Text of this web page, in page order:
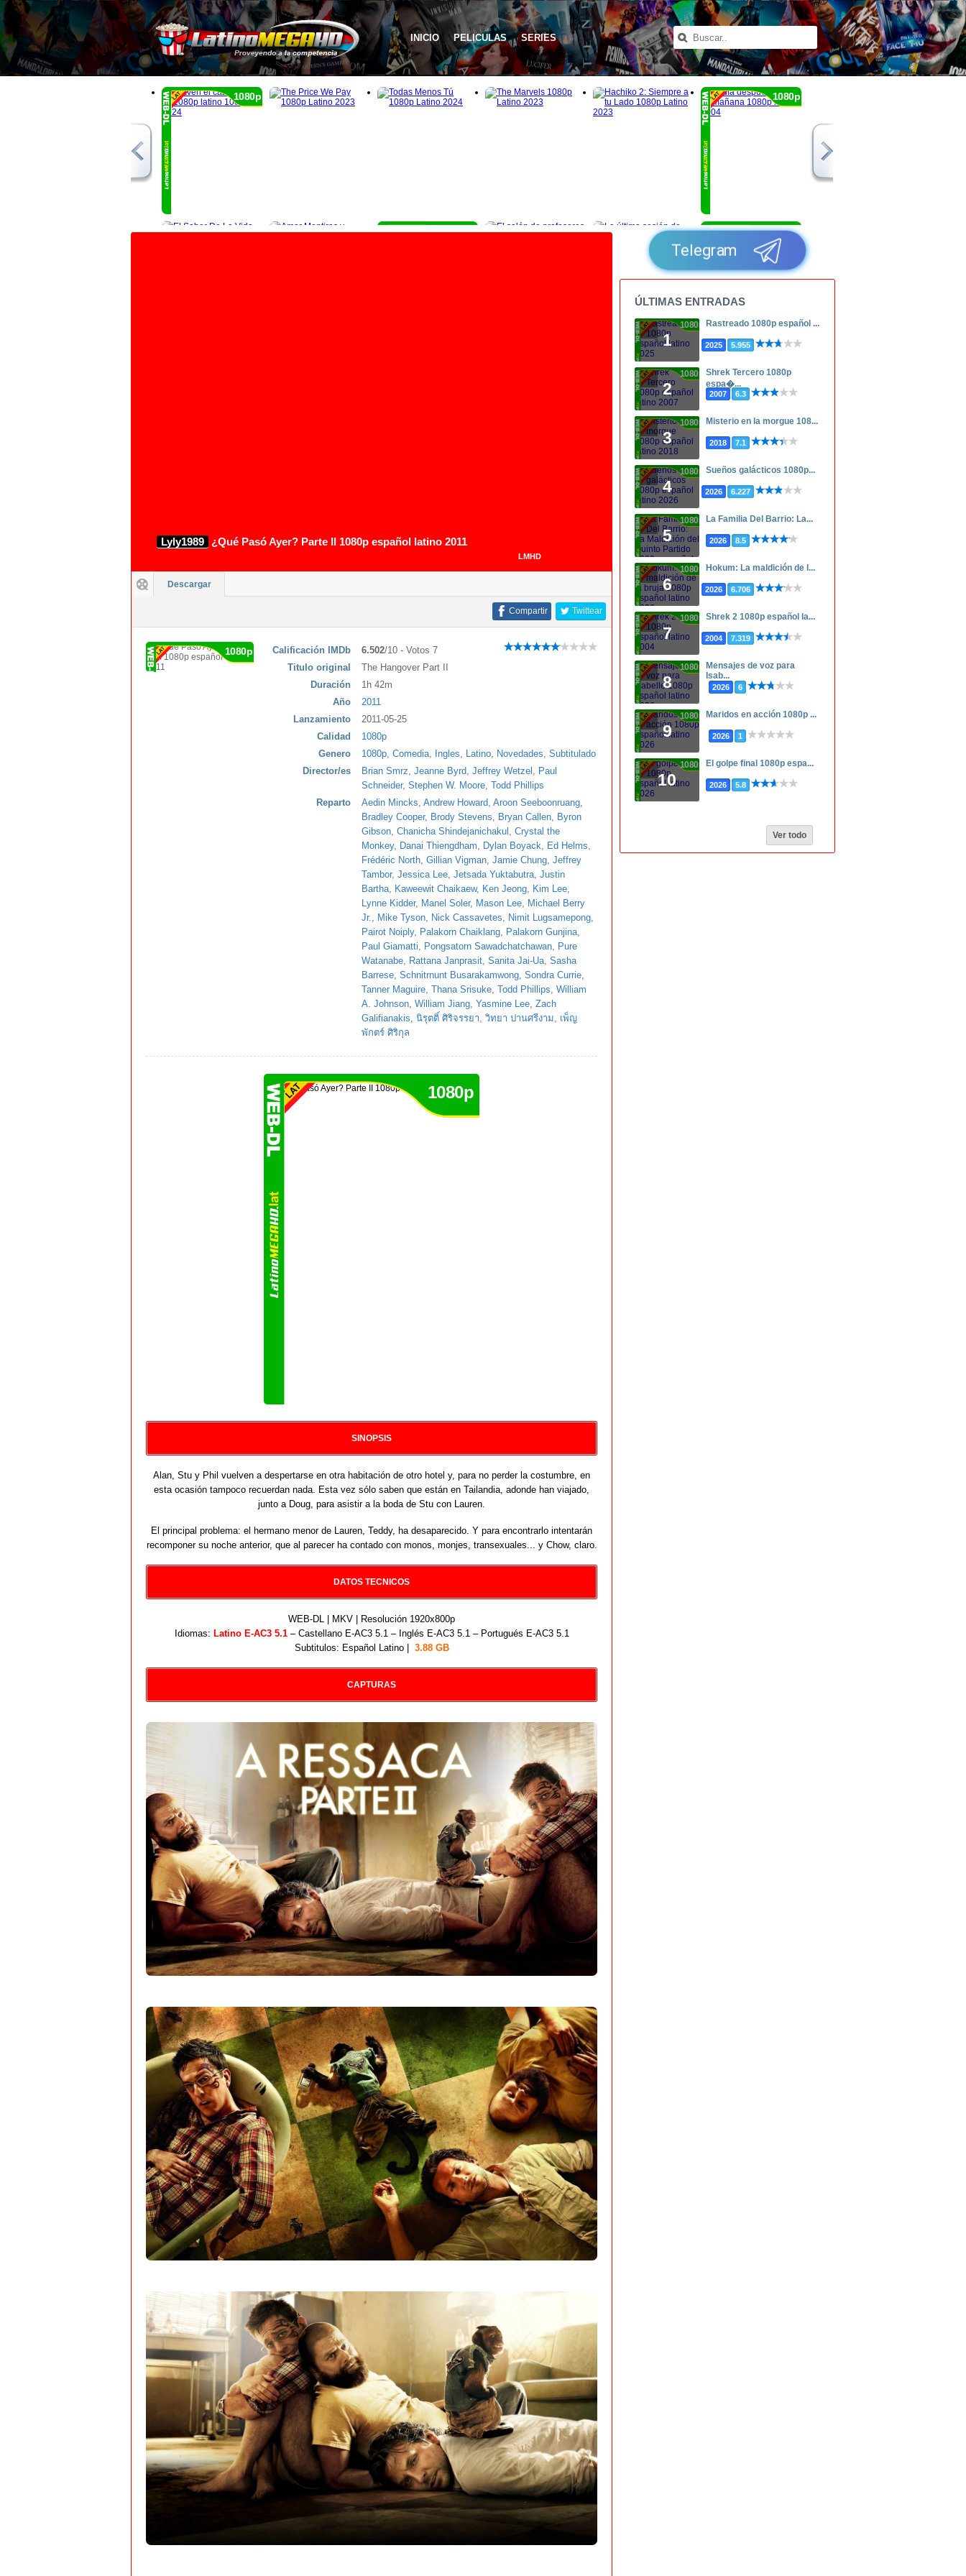
INICIO PELICULAS SERIES
1080p 1080p
1080p 1080p
Lyly1989 ¿Qué Pasó Ayer? Parte II 1080p español latino 2011
LMHD
Descargar
Twittear
Compartir
1080p Calificación IMDb 6.502/10 - Votos 7
Titulo original
The Hangover Part II
Duración
1h 42m
Año
2011
Lanzamiento
2011-05-25
Calidad
1080p
Genero
1080p, Comedia, Ingles, Latino, Novedades, Subtitulado
Director/es
Brian Smrz, Jeanne Byrd, Jeffrey Wetzel , Paul
Schneider, Stephen W. Moore, Todd Phillips
Reparto
Aedin Mincks, Andrew Howard, Aroon Seeboonruang,
Bradley Cooper, Brody Stevens, Bryan Callen, Byron
Gibson, Chanicha Shindejanichakul , Crystal the
Monkey, Danai Thiengdham, Dylan Boyack, Ed Helms,
Frédéric North, Gillian Vigman, Jamie Chung, Jeffrey
Tambor, Jessica Lee, Jetsada Yuktabutra, Justin
Bartha, Kaweewit Chaikaew, Ken Jeong, Kim Lee,
Lynne Kidder, Manel Soler, Mason Lee, Michael Berry
Jr., Mike Tyson, Nick Cassavetes, Nimit Lugsamepong,
Pairot Noiply, Palakorn Chaiklang, Palakorn Gunjina,
Paul Giamatti, Pongsatorn Sawadchatchawan, Pure
Watanabe, Rattana Janprasit, Sanita Jai-Ua, Sasha
Barrese, Schnitrnunt Busarakamwong, Sondra Currie,
Tanner Maguire, Thana Srisuke, Todd Phillips, William
A. Johnson, William Jiang, Yasmine Lee, Zach
Galifianakis, นิรุตติ์ ศิริจรรยา, วิทยา ปานศรีงาม, เพ็ญ
พักตร์ ศิริกุล
1080p
SINOPSIS
Alan, Stu y Phil vuelven a despertarse en otra habitación de otro hotel y, para no perder la costumbre, en
esta ocasión tampoco recuerdan nada. Esta vez sólo saben que están en Tailandia, adonde han viajado,
junto a Doug, para asistir a la boda de Stu con Lauren.
El principal problema: el hermano menor de Lauren, Teddy, ha desaparecido. Y para encontrarlo intentarán
recomponer su noche anterior, que al parecer ha contado con monos, monjes, transexuales... y Chow, claro.
DATOS TECNICOS
WEB-DL | MKV | Resolución 1920x800p
Idiomas: Latino E-AC3 5.1– Castellano E-AC3 5.1 – Inglés E-AC3 5.1 – Portugués E-AC3 5.1
Subtitulos: Español Latino | 3.88 GB
CAPTURAS
Telegram
ÚLTIMAS ENTRADAS
1
1080p Rastreado 1080p español ...
2025 5.955
2
1080p
Shrek Tercero 1080p
espa�...
2007 6.3
3
1080p Misterio en la morgue 108...
2018 7.1
4
1080p Sueños galácticos 1080p...
2026 6.227
5
1080p La Familia Del Barrio: La...
2026 8.5
6
1080p Hokum: La maldición de l...
2026 6.706
7
1080p Shrek 2 1080p español la...
2004 7.319
8
1080p
Mensajes de voz para
Isab...
2026 6
9
1080p Maridos en acción 1080p ...
2026 1
10
1080p El golpe final 1080p espa...
2026 5.8
Ver todo